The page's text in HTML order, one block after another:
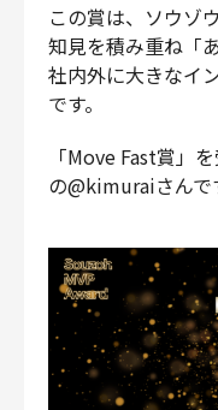
この賞は、ソウゾ
知見を積み重ね「
社内外に大きなイ
です。
「Move Fast賞」
の@kimuraiさんで